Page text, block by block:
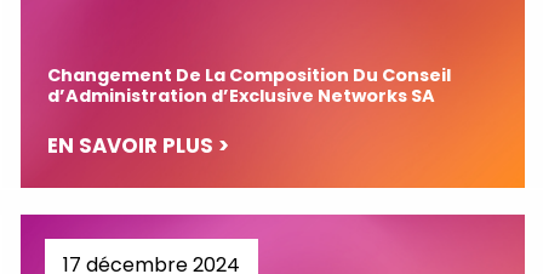
Changement De La Composition Du Conseil
d’Administration d’Exclusive Networks SA
EN SAVOIR PLUS >
17 décembre 2024